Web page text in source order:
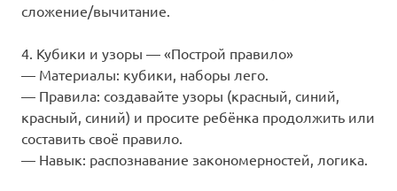
сложение/вычитание.
4. Кубики и узоры — «Построй правило»
— Материалы: кубики, наборы лего.
— Правила: создавайте узоры (красный, синий,
красный, синий) и просите ребёнка продолжить или
составить своё правило.
— Навык: распознавание закономерностей, логика.